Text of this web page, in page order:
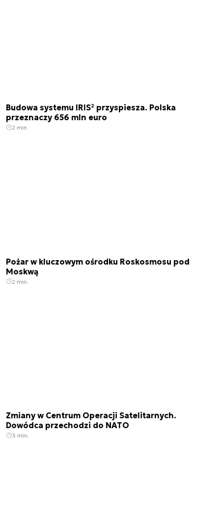
Budowa systemu IRIS² przyspiesza. Polska
przeznaczy 656 mln euro
2 min.
Pożar w kluczowym ośrodku Roskosmosu pod
Moskwą
2 min.
Zmiany w Centrum Operacji Satelitarnych.
Dowódca przechodzi do NATO
3 min.